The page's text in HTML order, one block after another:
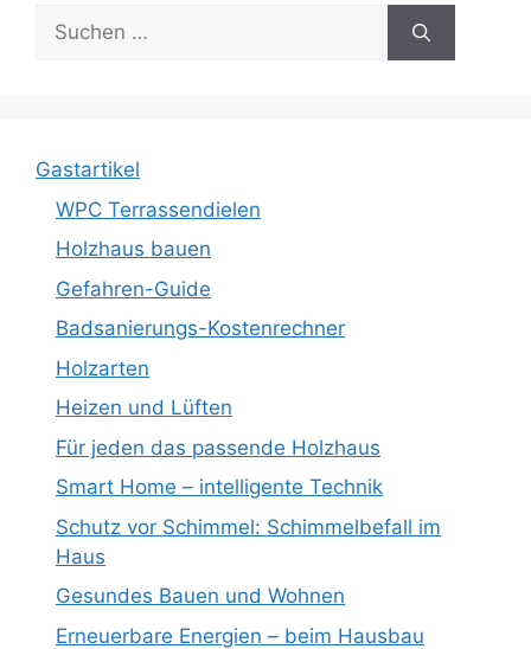
Suche
nach:
Gastartikel
WPC Terrassendielen
Holzhaus bauen
Gefahren-Guide
Badsanierungs-Kostenrechner
Holzarten
Heizen und Lüften
Für jeden das passende Holzhaus
Smart Home – intelligente Technik
Schutz vor Schimmel: Schimmelbefall im
Haus
Gesundes Bauen und Wohnen
Erneuerbare Energien – beim Hausbau